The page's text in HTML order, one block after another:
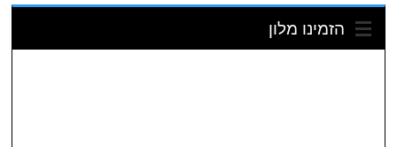
הזמינו מלון